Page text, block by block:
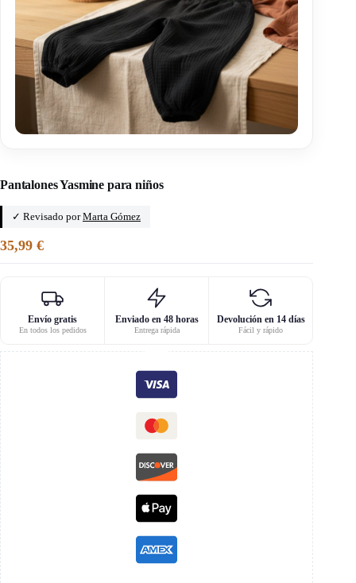
Pantalones Yasmine para niños
✓ Revisado porMarta Gómez
35,99 €
Envío gratis
En todos los pedidos
Enviado en 48 horas
Entrega rápida
Devolución en 14 días
Fácil y rápido